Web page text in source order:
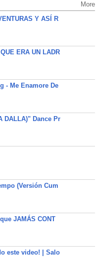
More
Y ASÍ R
ERA UN LADR
- Me Enamore De
DALLA)" Dance Pr
(Versión Cum
JAMÁS CONT
este video! | Salo